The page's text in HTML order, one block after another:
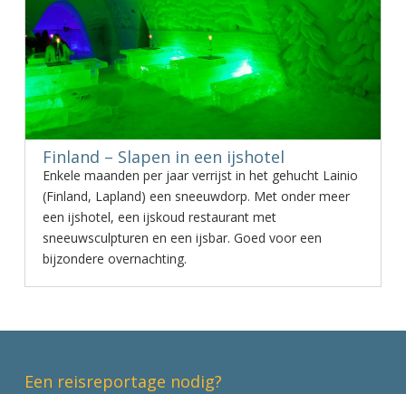
Finland – Slapen in een ijshotel
Enkele maanden per jaar verrijst in het gehucht Lainio
(Finland, Lapland) een sneeuwdorp. Met onder meer
een ijshotel, een ijskoud restaurant met
sneeuwsculpturen en een ijsbar. Goed voor een
bijzondere overnachting.
Een reisreportage nodig?